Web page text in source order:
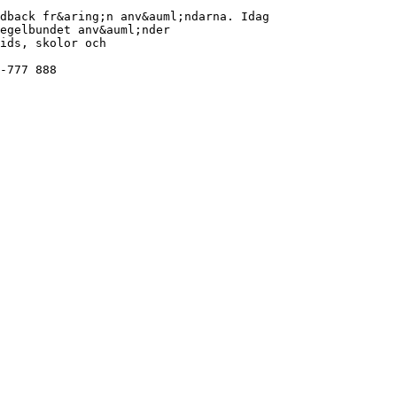
fr&aring;n anv&auml;ndarna. Idag
anv&auml;nder
skolor och
888